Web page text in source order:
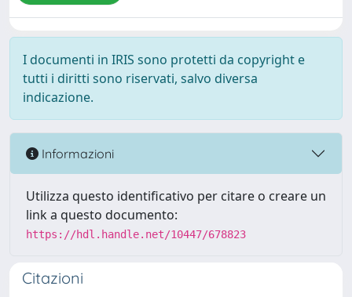
I documenti in IRIS sono protetti da copyright e
tutti i diritti sono riservati, salvo diversa
indicazione.
Informazioni
Utilizza questo identificativo per citare o creare un
link a questo documento:
https://hdl.handle.net/10447/678823
Citazioni